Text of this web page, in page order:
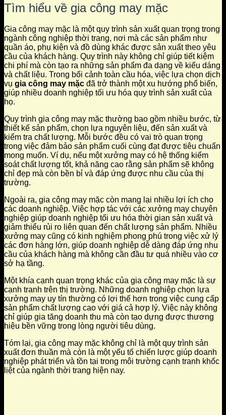
Tìm hiểu về gia công may mặc
Gia công may mặc là một quy trình sản xuất quan trọng trong
ngành công nghiệp thời trang, nơi mà các sản phẩm như
quần áo, phụ kiện và đồ dùng khác được sản xuất theo yêu
cầu của khách hàng. Quy trình này không chỉ giúp tiết kiệm
chi phí mà còn tạo ra những sản phẩm đa dạng về kiểu dáng
và chất liệu. Trong bối cảnh toàn cầu hóa, việc lựa chọn dịch
vụ gia công may mặc đã trở thành một xu hướng phổ biến,
giúp nhiều doanh nghiệp tối ưu hóa quy trình sản xuất của
họ.
Quy trình gia công may mặc thường bao gồm nhiều bước, từ
thiết kế sản phẩm, chọn lựa nguyên liệu, đến sản xuất và
kiểm tra chất lượng. Mỗi bước đều có vai trò quan trọng
trong việc đảm bảo sản phẩm cuối cùng đạt được tiêu chuẩn
mong muốn. Ví dụ, nếu một xưởng may có hệ thống kiểm
soát chất lượng tốt, khả năng cao rằng sản phẩm sẽ không
chỉ đẹp mà còn bền bỉ và đáp ứng được nhu cầu của thị
trường.
Ngoài ra, gia công may mặc còn mang lại nhiều lợi ích cho
các doanh nghiệp. Việc hợp tác với các xưởng may chuyên
nghiệp giúp doanh nghiệp tối ưu hóa thời gian sản xuất và
giảm thiểu rủi ro liên quan đến chất lượng sản phẩm. Nhiều
xưởng may cũng có kinh nghiệm phong phú trong việc xử lý
các đơn hàng lớn, giúp doanh nghiệp dễ dàng đáp ứng nhu
cầu của khách hàng mà không cần đầu tư quá nhiều vào cơ
sở hạ tầng.
Một khía cạnh quan trọng khác của gia công may mặc là sự
cạnh tranh trên thị trường. Những doanh nghiệp chọn lựa
xưởng may uy tín thường có lợi thế hơn trong việc cung cấp
sản phẩm chất lượng cao với giá cả hợp lý. Việc này không
chỉ giúp gia tăng doanh thu mà còn tạo dựng được thương
hiệu bền vững trong lòng người tiêu dùng.
Tóm lại, gia công may mặc không chỉ là một quy trình sản
xuất đơn thuần mà còn là một yếu tố chiến lược giúp doanh
nghiệp phát triển và tồn tại trong môi trường cạnh tranh khốc
liệt của ngành thời trang hiện nay.